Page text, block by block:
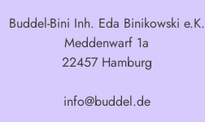
Buddel-Bini Inh. Eda Binikowski e.K.
Meddenwarf 1a
22457 Hamburg
info@buddel.de